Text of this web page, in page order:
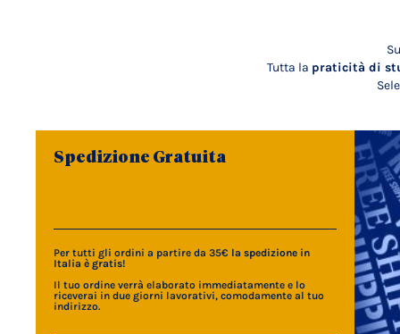
Tutta la praticità di
Spedizione Gratuita
Per tutti gli ordini a partire da 35€ la spedizione in
Italia è gratis!
Il tuo ordine verrà elaborato immediatamente e lo
riceverai in due giorni lavorativi, comodamente al tuo
indirizzo.